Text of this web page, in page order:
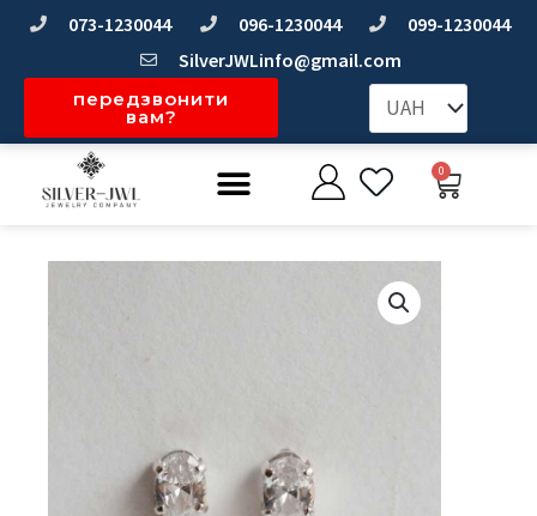
Перейти073-1230044 096-1230044
099-1230044
SilverJWLinfo@gmail.com
передзвонити
вам?
Меню 0